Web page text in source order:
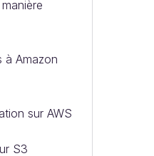
à Amazon
sur AWS
S3